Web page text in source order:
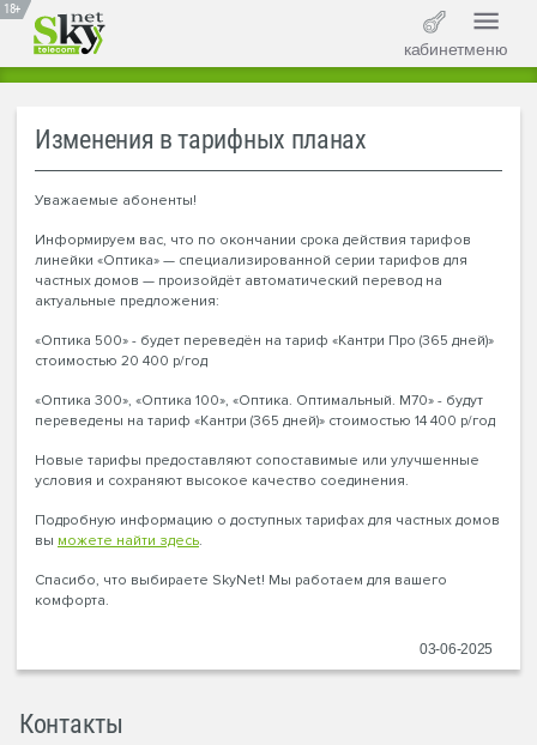
18+
кабинетменю
Изменения в тарифных планах
Уважаемые абоненты!
Информируем вас, что по окончании срока действия тарифов
линейки «Оптика» — специализированной серии тарифов для
частных домов — произойдёт автоматический перевод на
актуальные предложения:
«Оптика 500» - будет переведён на тариф «Кантри Про (365 дней)»
стоимостью 20 400 р/год
«Оптика 300», «Оптика 100», «Оптика. Оптимальный. М70» - будут
переведены на тариф «Кантри (365 дней)» стоимостью 14 400 р/год
Новые тарифы предоставляют сопоставимые или улучшенные
условия и сохраняют высокое качество соединения.
Подробную информацию о доступных тарифах для частных домов
вы можете найти здесь.
Спасибо, что выбираете SkyNet! Мы работаем для вашего
комфорта.
03-06-2025
Контакты